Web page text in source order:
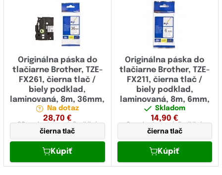
Originálna páska do
tlačiarne Brother, TZE-
FX261, čierna tlač /
biely podklad,
laminovaná, 8m, 36mm,
flexibilná
Na dotaz
28,70 €
36 mmlaminovaná,flexibilná
čierna tlač
Kúpiť
Originálna páska do
tlačiarne Brother, TZE-
FX211, čierna tlač /
biely podklad,
laminovaná, 8m, 6mm,
flexibilná
Skladom
14,90 €
6 mmlaminovaná,flexibilná
čierna tlač
Kúpiť